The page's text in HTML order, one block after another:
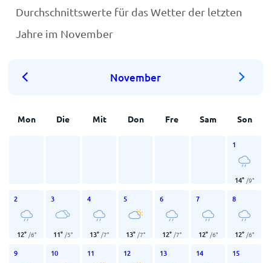
Durchschnittswerte für das Wetter der letzten
Jahre im November
November
Mon Die Mit Don Fre Sam Son
1
14° /9°
2
12° /6°
3
11° /5°
4
13° /7°
5
13° /7°
6
12° /7°
7
12° /6°
8
12° /6°
9 10 11 12 13 14 15